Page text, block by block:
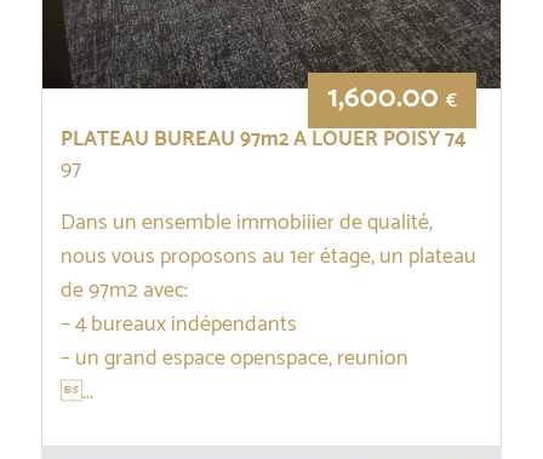
PLATEAU BUREAU 97m2 A LOUER POISY 74
1,600.00€
97
Dans un ensemble immobiiier de qualité,
nous vous proposons au 1er étage, un plateau
de 97m2 avec:
– 4 bureaux indépendants
– un grand espace openspace, reunion
...